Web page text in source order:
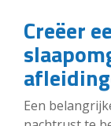
Creëer
Een